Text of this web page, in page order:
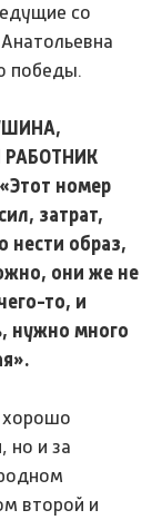
со
победы.
номер
затрат,
нести образ,
они же не
то, и
нужно много
хорошо
но и за
второй и